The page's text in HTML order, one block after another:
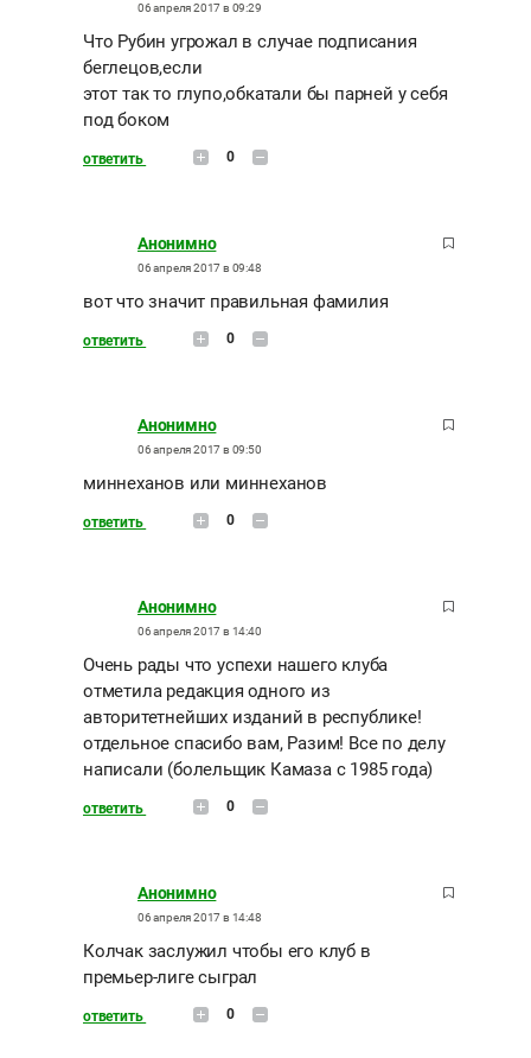
06 апреля 2017 в 09:29
Что Рубин угрожал в случае подписания
беглецов,если
этот так то глупо,обкатали бы парней у себя
под боком
ответить 0
Анонимно
06 апреля 2017 в 09:48
вот что значит правильная фамилия
ответить 0
Анонимно
06 апреля 2017 в 09:50
миннеханов или миннеханов
ответить 0
Анонимно
06 апреля 2017 в 14:40
Очень рады что успехи нашего клуба
отметила редакция одного из
авторитетнейших изданий в республике!
отдельное спасибо вам, Разим! Все по делу
написали (болельщик Камаза с 1985 года)
ответить 0
Анонимно
06 апреля 2017 в 14:48
Колчак заслужил чтобы его клуб в
премьер-лиге сыграл
ответить 0